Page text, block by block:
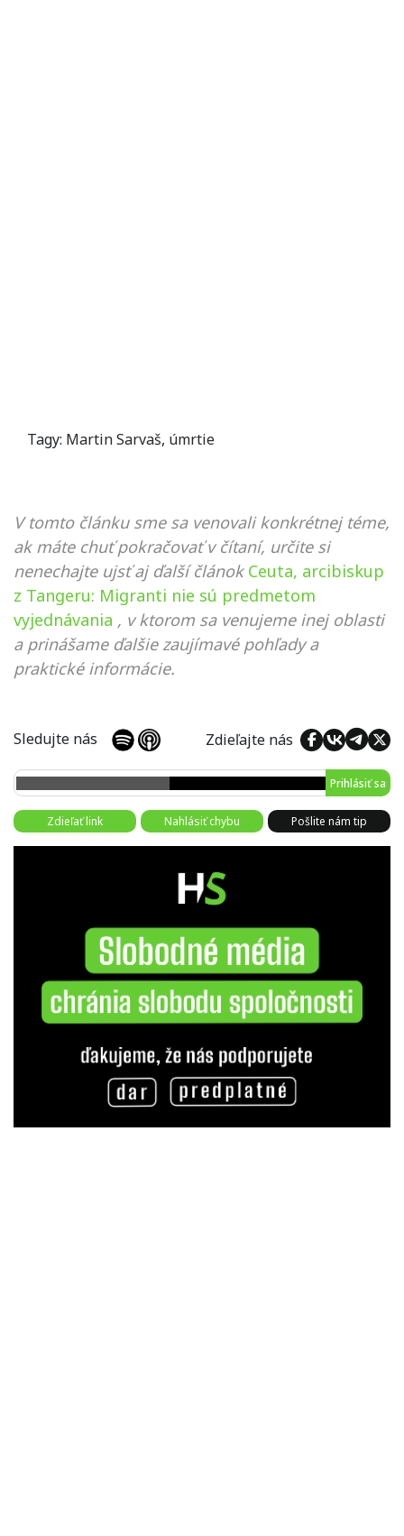
Tagy: Martin Sarvaš, úmrtie
V tomto článku sme sa venovali konkrétnej téme,
ak máte chuť pokračovať v čítaní, určite si
nenechajte ujsť aj ďalší článok Ceuta, arcibiskup
z Tangeru: Migranti nie sú predmetom
vyjednávania , v ktorom sa venujeme inej oblasti
a prinášame ďalšie zaujímavé pohľady a
praktické informácie.
Sledujte nás Zdieľajte nás
Prihlásiť sa
Zdieľať link Nahlásiť chybu Pošlite nám tip